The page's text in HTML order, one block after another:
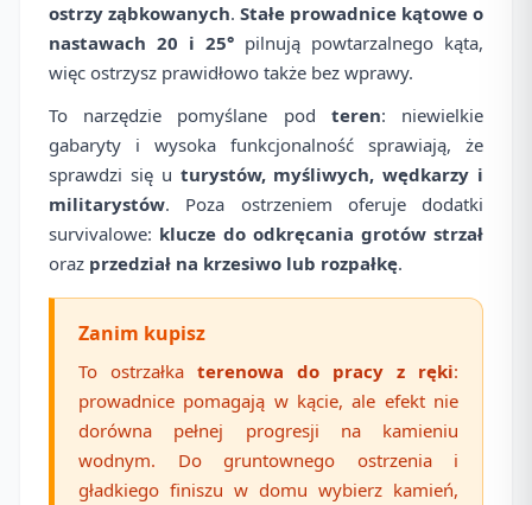
ostrzy ząbkowanych. Stałe prowadnice kątowe o
nastawach 20 i 25° pilnują powtarzalnego kąta,
więc ostrzysz prawidłowo także bez wprawy.
To narzędzie pomyślane pod teren: niewielkie
gabaryty i wysoka funkcjonalność sprawiają, że
sprawdzi się u turystów, myśliwych, wędkarzy i
militarystów. Poza ostrzeniem oferuje dodatki
survivalowe: klucze do odkręcania grotów strzał
oraz przedział na krzesiwo lub rozpałkę.
Zanim kupisz
To ostrzałka terenowa do pracy z ręki:
prowadnice pomagają w kącie, ale efekt nie
dorówna pełnej progresji na kamieniu
wodnym. Do gruntownego ostrzenia i
gładkiego finiszu w domu wybierz kamień,